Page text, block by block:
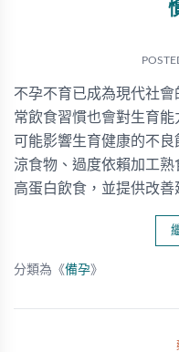
不孕不育已成為現代社
常飲食習慣也會對生育
可能影響生育健康的不
涼食物、過度依賴加工
高蛋白飲食，並提供改善
分類為《備孕》